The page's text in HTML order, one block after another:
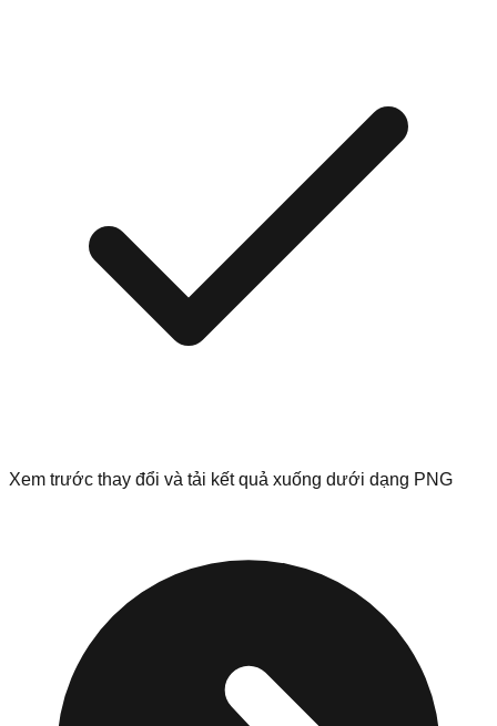
Xem trước thay đổi và tải kết quả xuống dưới dạng PNG